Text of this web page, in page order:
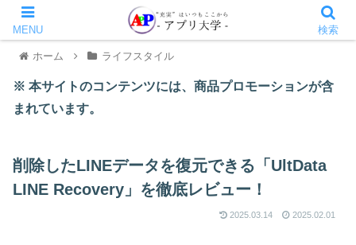
ホーム ライフスタイル
※ 本サイトのコンテンツには、商品プロモーションが含
まれています。
削除したLINEデータを復元できる「UltData
LINE Recovery」を徹底レビュー！
2025.03.14 2025.02.01
MENU 検索